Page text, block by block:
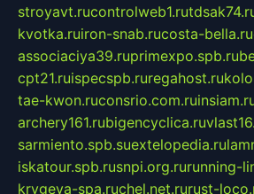
stroyavt.rucontrolweb1.ru
kvotka.ruiron-snab.rucosta-bella.ru
associaciya39.ruprimexpo.spb.ru
cpt21.ruispecspb.ruregahost.ru
tae-kwon.ruconsrio.com.ru
archery161.rubigencyclica.ru
sarmiento.spb.suextelopedia.ru
iskatour.spb.rusnpi.org.rurunning-
krygeva-spa.ruchel.net.rurust-